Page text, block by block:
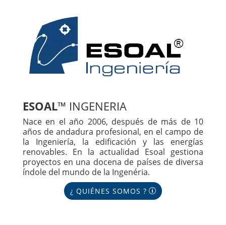
ESOAL™ INGENERIA
Nace en el año 2006, después de más de 10
años de andadura profesional, en el campo de
la Ingeniería, la edificación y las energías
renovables. En la actualidad Esoal gestiona
proyectos en una docena de países de diversa
índole del mundo de la Ingenéria.
¿ QUIÉNES SOMOS ?